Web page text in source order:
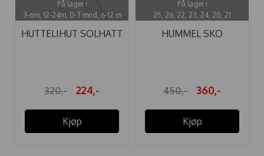
På lager i
3-6m, 12-24m, 0-3 mnd, 6-12 m
HUTTELIHUT SOLHATT
320,- 224,-
Kjøp
På lager i
25, 26, 22, 23, 24, 20, 21
HUMMEL SKO
450,- 360,-
Kjøp